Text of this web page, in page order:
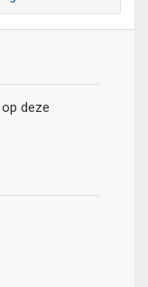
deze